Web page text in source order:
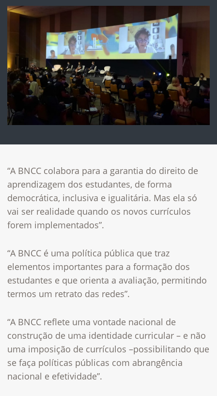
“A BNCC colabora para a garantia do direito de
aprendizagem dos estudantes, de forma
democrática, inclusiva e igualitária. Mas ela só
vai ser realidade quando os novos currículos
forem implementados”.
“A BNCC é uma política pública que traz
elementos importantes para a formação dos
estudantes e que orienta a avaliação, permitindo
termos um retrato das redes”.
“A BNCC reflete uma vontade nacional de
construção de uma identidade curricular – e não
uma imposição de currículos –possibilitando que
se faça políticas públicas com abrangência
nacional e efetividade”.